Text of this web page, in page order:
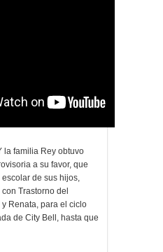
la familia Rey obtuvo
a su favor, que
de sus hijos,
Trastorno del
y Renata, para el ciclo
de City Bell, hasta que